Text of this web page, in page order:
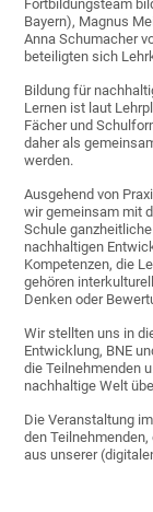
Fortbildungsteam
Bayern), Magnus
Anna Schumacher
beteiligten sich
Bildung für
Lernen ist laut
Fächer und
daher als
werden.
Ausgehend von
wir gemeinsam mit
Schule
nachhaltigen
Kompetenzen, die
gehören
Denken oder
Wir stellten uns in
Entwicklung, BNE
die Teilnehmenden
nachhaltige Welt
Die Veranstaltung
den
aus unserer